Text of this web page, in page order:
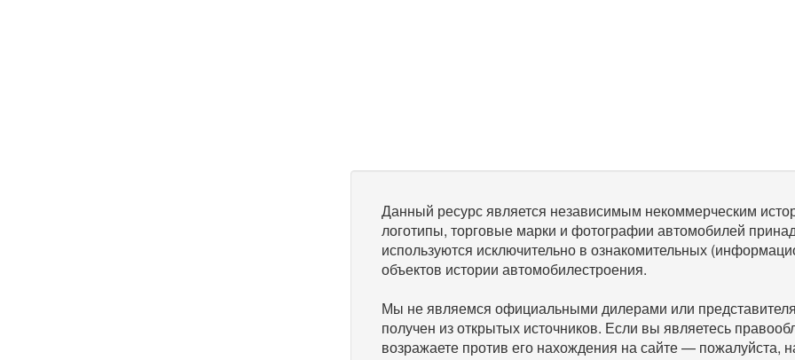
Данный ресурс является независимым некоммерческим
логотипы, торговые марки и фотографии автомобилей
используются исключительно в ознакомительных
объектов истории автомобилестроения.
Мы не являемся официальными дилерами или
получен из открытых источников. Если вы являетесь
возражаете против его нахождения на сайте — пожалуйста,